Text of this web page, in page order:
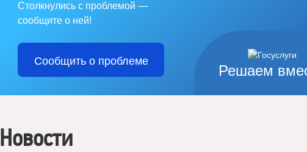
Решаем
Столкнулись с проблемой —
сообщите о ней!
Сообщить о проблеме
Новости